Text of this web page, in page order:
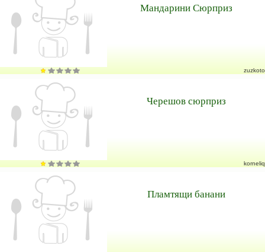
Мандарини Сюрприз
zuzkoto
Черешов сюрприз
korneliq
Пламтящи банани